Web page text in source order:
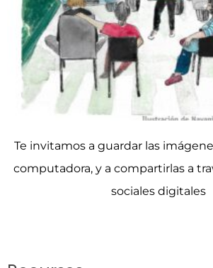
Te invitamos a guardar las
computadora, y a compartirlas a
sociales digitales